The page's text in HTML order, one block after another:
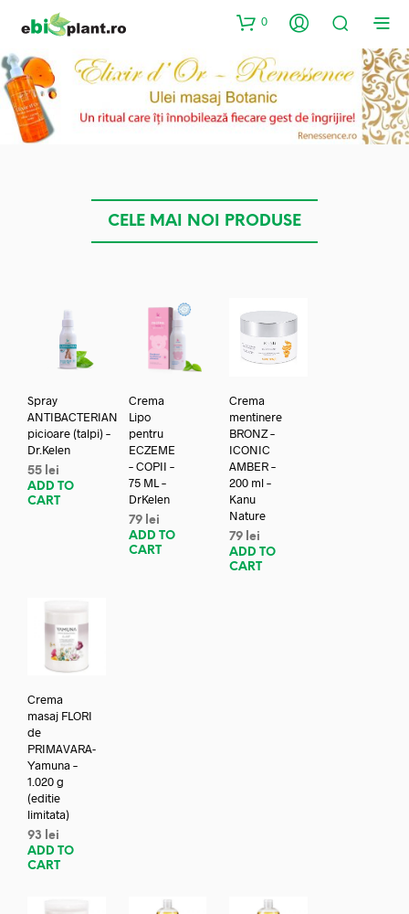
0
CELE MAI NOI PRODUSE
Spray
ANTIBACTERIAN
picioare (talpi) –
Dr.Kelen
55 lei
ADD TO
CART
Crema
Lipo
pentru
ECZEME
– COPII –
75 ML –
DrKelen
79 lei
ADD TO
CART
Crema
mentinere
BRONZ –
ICONIC
AMBER –
200 ml –
Kanu
Nature
79 lei
ADD TO
CART
Crema
masaj FLORI
de
PRIMAVARA-
Yamuna –
1.020 g
(editie
limitata)
93
lei
ADD TO
CART